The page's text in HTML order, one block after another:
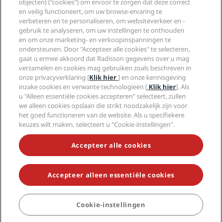
Gezinsvriendelijk hotels
Gezondheid en veiligheid
Vacatures RHG
Vacatures PPHE
Vacatures EHL
The Club by RHG
Hotelontwikkeling
Duurzaam ondernemen
Inkoop
Privacycentrum
Juridische kennisgeving
Algemene voorwaarden voor Radisson Rewards
Gebruikersovereenkomst site
Digitale toegankelijkheid
Verklaring inzake moderne slavernij
Help
Waarschuwingen voor consumenten
Contactgegevens
Veelgestelde vragen
Sitemap
Social media
Radisson Hotels Brands
MIS NOOIT MEER ONZE POPULAIRSTE AANBIEDINGEN
© 2026 Radisson Hotel Group.Alle rechten voorbehouden. RHG
Radisson Hotel Group, Radisson, Radisson RED, Radisson Blu, Radisson
Collection, Radisson Individuals, Park Plaza, Park Inn, Country Inn &
Suites, Prize by Radisson, Radisson Rewards en Radisson Meetings zijn
handelsmerken van de Radisson Hotel Group.
objecten) ("cookies") om ervoor te zorgen dat deze correct
en veilig functioneert, om uw browse-ervaring te
verbeteren en te personaliseren, om websiteverkeer en -
gebruik te analyseren, om uw instellingen te onthouden
en om onze marketing- en verkoopinspanningen te
ondersteunen. Door "Accepteer alle cookies" te selecteren,
gaat u ermee akkoord dat Radisson gegevens over u mag
verzamelen en cookies mag gebruiken zoals beschreven in
onze privacyverklaring [Klik hier] en onze kennisgeving
inzake cookies en verwante technologieën [ Klik hier]. Als
u "Alleen essentiële cookies accepteren" selecteert, zullen
we alleen cookies opslaan die strikt noodzakelijk zijn voor
het goed functioneren van de website. Als u specifiekere
keuzes wilt maken, selecteert u "Cookie-instellingen".
Accepteer alle cookies
Accepteer alleen essentiële cookies
Cookie-instellingen